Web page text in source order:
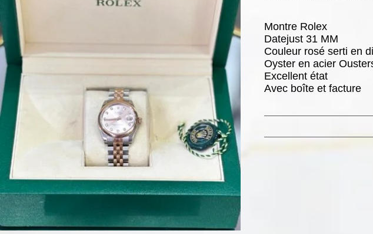
Montre Rolex
Datejust 31 MM
Couleur rosé serti en
Oyster en acier
Excellent état
Avec boîte et facture